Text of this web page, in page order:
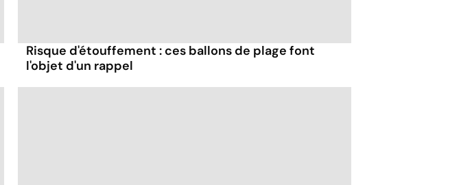
Risque d'étouffement : ces ballons de plage font
l'objet d'un rappel